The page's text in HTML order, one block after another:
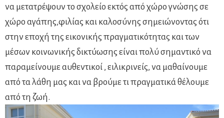
να μετατρέψουν το σχολείο εκτός από χώρο γνώσης σε
χώρο αγάπης,φιλίας και καλοσύνης σημειώνοντας ότι
στην εποχή της εικονικής πραγματικότητας και των
μέσων κοινωνικής δικτύωσης είναι πολύ σημαντικό να
παραμείνουμε αυθεντικοί , ειλικρινείς, να μαθαίνουμε
από τα λάθη μας και να βρούμε τι πραγματικά θέλουμε
από τη ζωή.